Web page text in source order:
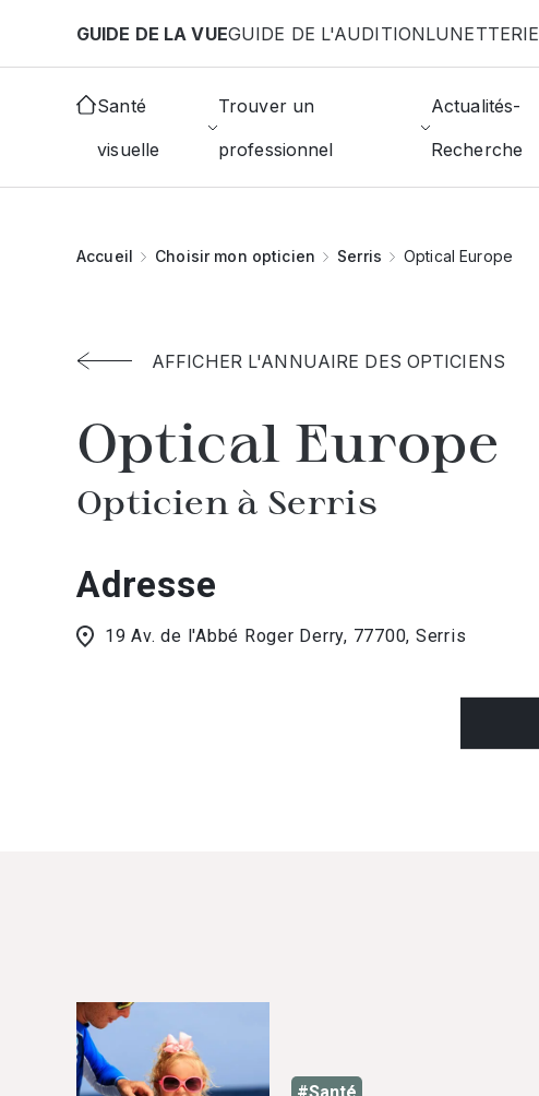
GUIDE DE LA VUEGUIDE DE L'AUDITIONLUNETTERIE
Santé
visuelle
Trouver un
professionnel
Actualités-
Recherche
Accueil Choisir mon opticien Serris Optical Europe
AFFICHER L'ANNUAIRE DES OPTICIENS
Optical Europe
Opticien à Serris
Adresse
19 Av. de l'Abbé Roger Derry, 77700, Serris
#Santé